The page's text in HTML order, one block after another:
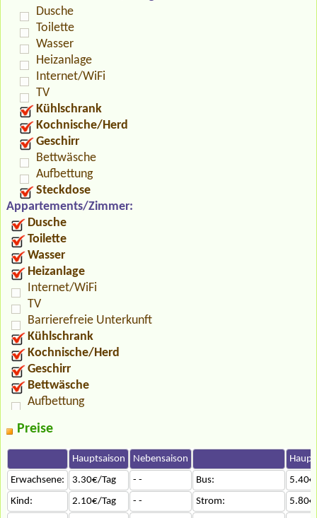
Dusche
Toilette
Wasser
Heizanlage
Internet/WiFi
TV
Kühlschrank
Kochnische/Herd
Geschirr
Bettwäsche
Aufbettung
Steckdose
Appartements/Zimmer:
Dusche
Toilette
Wasser
Heizanlage
Internet/WiFi
TV
Barrierefreie Unterkunft
Kühlschrank
Kochnische/Herd
Geschirr
Bettwäsche
Aufbettung
Preise
Hauptsaison Nebensaison
Erwachsene:
3.30€/Tag - - Bus:
Kind:
2.10€/Tag - - Strom: